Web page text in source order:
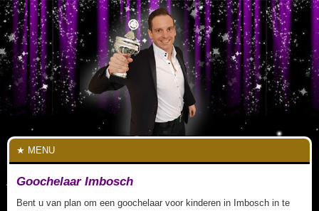
MENU
Goochelaar Imbosch
Bent u van plan om een goochelaar voor kinderen in Imbosch in te